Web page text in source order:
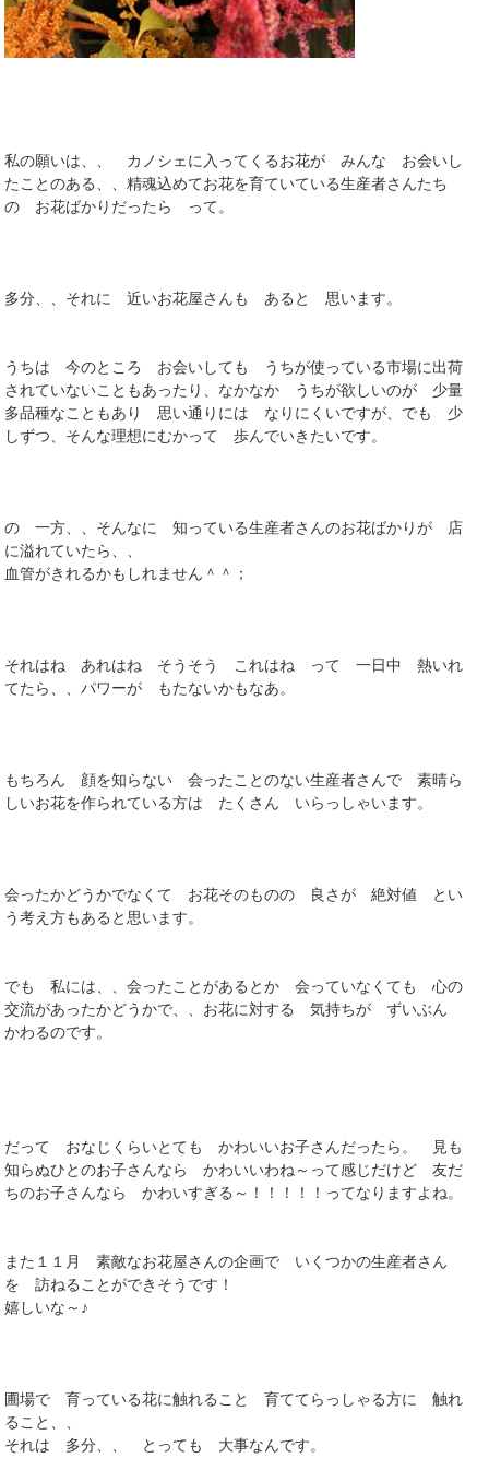
私の願いは、、 カノシェに入ってくるお花が みんな お会いし
たことのある、、精魂込めてお花を育ていている生産者さんたち
の お花ばかりだったら って。
多分、、それに 近いお花屋さんも あると 思います。
うちは 今のところ お会いしても うちが使っている市場に出荷
されていないこともあったり、なかなか うちが欲しいのが 少量
多品種なこともあり 思い通りには なりにくいですが、でも 少
しずつ、そんな理想にむかって 歩んでいきたいです。
の 一方、、そんなに 知っている生産者さんのお花ばかりが 店
に溢れていたら、、
血管がきれるかもしれません＾＾；
それはね あれはね そうそう これはね って 一日中 熱いれ
てたら、、パワーが もたないかもなあ。
もちろん 顔を知らない 会ったことのない生産者さんで 素晴ら
しいお花を作られている方は たくさん いらっしゃいます。
会ったかどうかでなくて お花そのものの 良さが 絶対値 とい
う考え方もあると思います。
でも 私には、、会ったことがあるとか 会っていなくても 心の
交流があったかどうかで、、お花に対する 気持ちが ずいぶん
かわるのです。
だって おなじくらいとても かわいいお子さんだったら。 見も
知らぬひとのお子さんなら かわいいわね～って感じだけど 友だ
ちのお子さんなら かわいすぎる～！！！！！ってなりますよね。
また１１月 素敵なお花屋さんの企画で いくつかの生産者さん
を 訪ねることができそうです！
嬉しいな～♪
圃場で 育っている花に触れること 育ててらっしゃる方に 触れ
ること、、
それは 多分、、 とっても 大事なんです。